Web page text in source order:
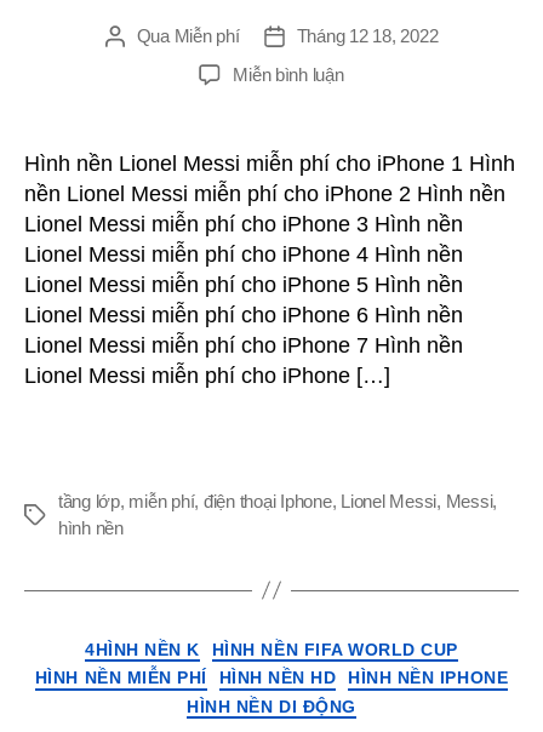
ĐăngQua Miễn phí
Ngay
gưỉ
Tháng 12 18, 2022
Miễn bình luậnTRÊN
miễn
Hình
nền
Lionel
Messi
cho
iPhone,
Android
và
động
Hình nền Lionel Messi miễn phí cho iPhone 1 Hình
nền Lionel Messi miễn phí cho iPhone 2 Hình nền
Lionel Messi miễn phí cho iPhone 3 Hình nền
Lionel Messi miễn phí cho iPhone 4 Hình nền
Lionel Messi miễn phí cho iPhone 5 Hình nền
Lionel Messi miễn phí cho iPhone 6 Hình nền
Lionel Messi miễn phí cho iPhone 7 Hình nền
Lionel Messi miễn phí cho iPhone […]
Thẻ
tầng lớp, miễn phí, điện thoại Iphone, Lionel Messi, Messi,
hình nền
Thể
loại
4HÌNH NỀN K
HÌNH NỀN FIFA WORLD CUP
HÌNH NỀN MIỄN PHÍ
HÌNH NỀN HD
HÌNH NỀN IPHONE
HÌNH NỀN DI ĐỘNG